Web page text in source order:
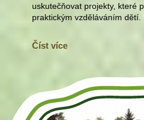
uskutečňovat projekty, které
praktickým vzděláváním dětí.
Číst více